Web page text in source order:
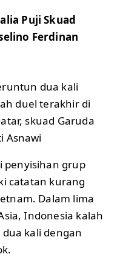
Puji Skuad
Ferdinan
dua kali
duel terakhir di
skuad Garuda
Asnawi
penyisihan grup
catatan kurang
Dalam lima
Indonesia kalah
kali dengan